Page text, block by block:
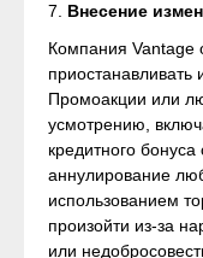
7. Внесение
Компания Vantage
приостанавливать
Промоакции или
усмотрению,
кредитного бонуса
аннулирование
использованием
произойти из-за
или